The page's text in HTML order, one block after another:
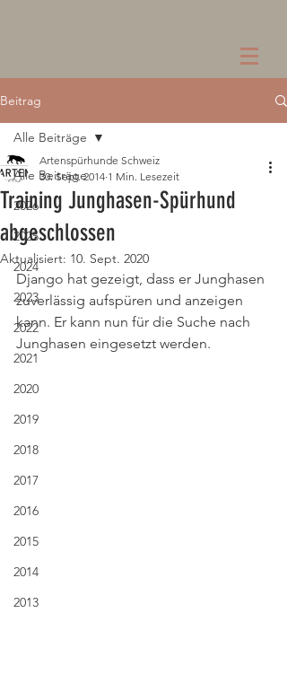
Beitrag
Alle Beiträge
2026
2025
2024
2023
2022
2021
2020
2019
2018
2017
2016
2015
2014
2013
Alle Beiträge
Training Junghasen-Spürhund
abgeschlossen
Artenspürhunde Schweiz
30. Sept. 2014 1 Min. Lesezeit
Aktualisiert: 10. Sept. 2020
Django hat gezeigt, dass er Junghasen
zuverlässig aufspüren und anzeigen
kann. Er kann nun für die Suche nach
Junghasen eingesetzt werden.